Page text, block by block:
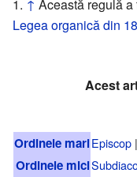
↑ Această regulă
Legea organică din
Acest
Ordinele mariEpiscop |
Ordinele mici